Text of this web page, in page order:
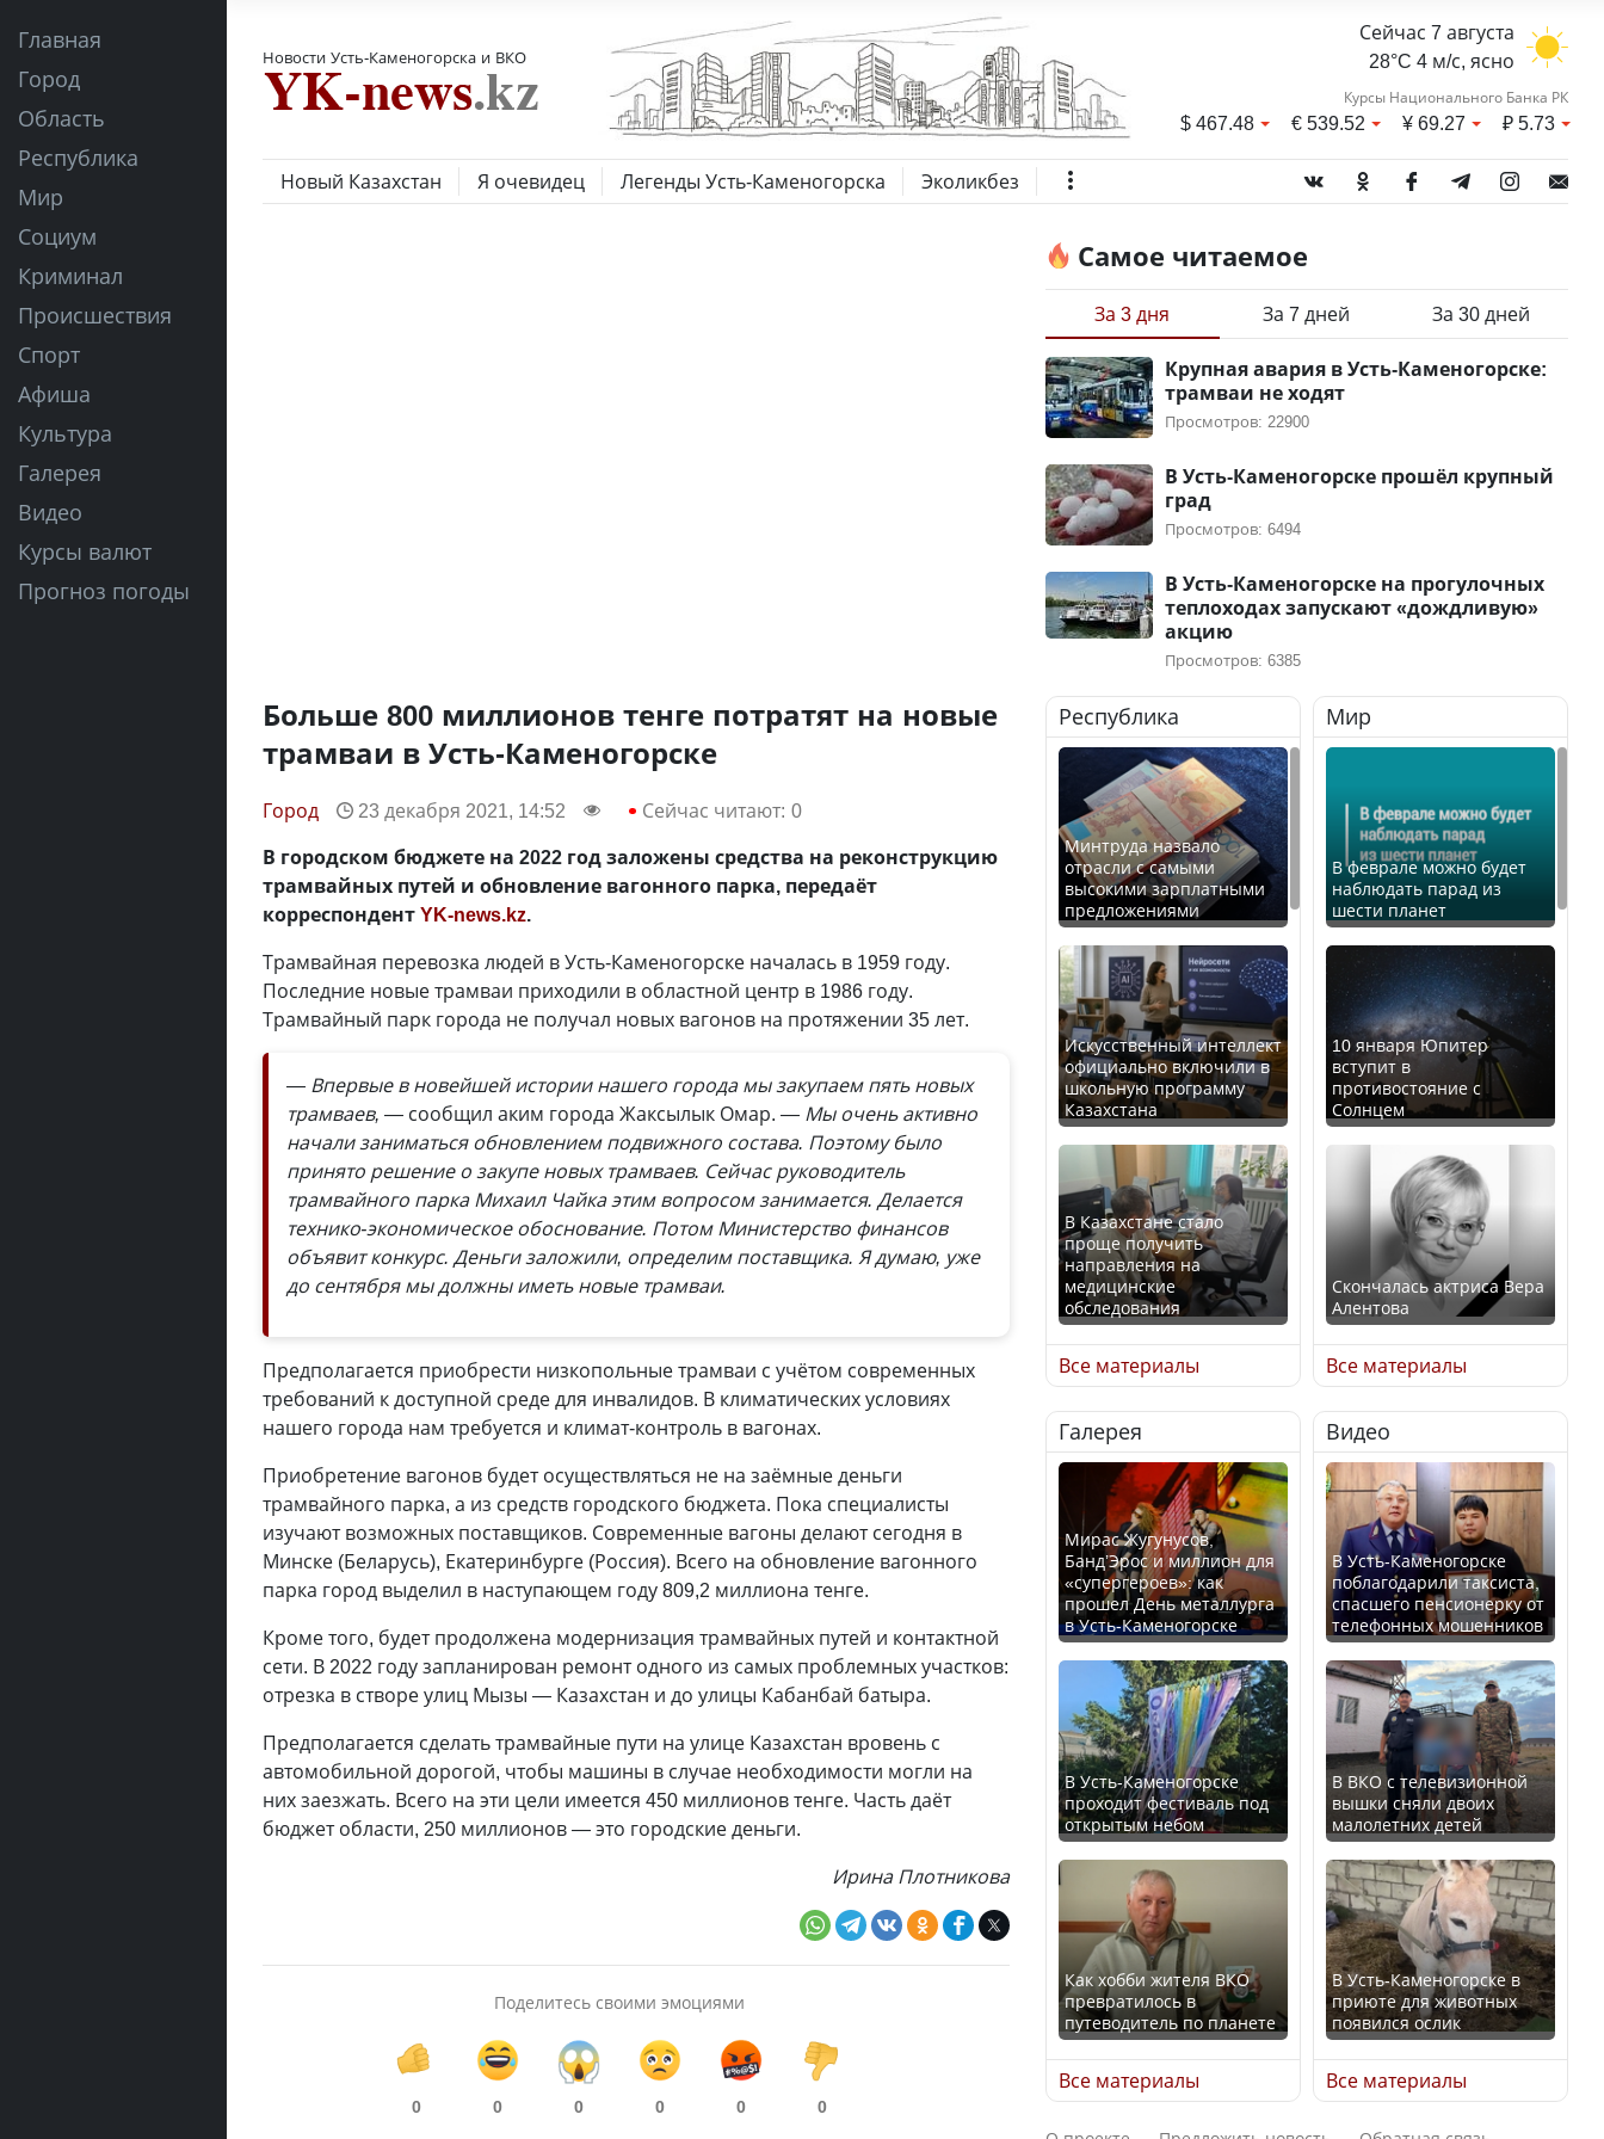
Главная
Город
Область
Республика
Мир
Социум
Криминал
Происшествия
Спорт
Афиша
Культура
Галерея
Видео
Курсы валют
Прогноз погоды
Новости Усть-Каменогорска и ВКО
Сейчас 7 августа
28°C 4 м/с, ясно
Курсы Национального Банка РК
$467.48 €539.52 ¥69.27 ₽5.73
Новый Казахстан Я очевидец Легенды Усть-Каменогорска Эколикбез
Больше 800 миллионов тенге потратят на новые
трамваи в Усть-Каменогорске
Город 23 декабря 2021, 14:52 Сейчас читают: 0
В городском бюджете на 2022 год заложены средства на реконструкцию
трамвайных путей и обновление вагонного парка, передаёт
корреспондентYK-news.kz.
Трамвайная перевозка людей в Усть-Каменогорске началась в 1959 году.
Последние новые трамваи приходили в областной центр в 1986 году.
Трамвайный парк города не получал новых вагонов на протяжении 35 лет.
— Впервые в новейшей истории нашего города мы закупаем пять новых
трамваев, — сообщил аким города Жаксылык Омар. — Мы очень активно
начали заниматься обновлением подвижного состава. Поэтому было
принято решение о закупе новых трамваев. Сейчас руководитель
трамвайного парка Михаил Чайка этим вопросом занимается. Делается
технико-экономическое обоснование. Потом Министерство финансов
объявит конкурс. Деньги заложили, определим поставщика. Я думаю, уже
до сентября мы должны иметь новые трамваи.
Предполагается приобрести низкопольные трамваи с учётом современных
требований к доступной среде для инвалидов. В климатических условиях
нашего города нам требуется и климат-контроль в вагонах.
Приобретение вагонов будет осуществляться не на заёмные деньги
трамвайного парка, а из средств городского бюджета. Пока специалисты
изучают возможных поставщиков. Современные вагоны делают сегодня в
Минске (Беларусь), Екатеринбурге (Россия). Всего на обновление вагонного
парка город выделил в наступающем году 809,2 миллиона тенге.
Кроме того, будет продолжена модернизация трамвайных путей и контактной
сети. В 2022 году запланирован ремонт одного из самых проблемных участков:
отрезка в створе улиц Мызы — Казахстан и до улицы Кабанбай батыра.
Предполагается сделать трамвайные пути на улице Казахстан вровень с
автомобильной дорогой, чтобы машины в случае необходимости могли на
них заезжать. Всего на эти цели имеется 450 миллионов тенге. Часть даёт
бюджет области, 250 миллионов—это городские деньги.
Ирина Плотникова
Поделитесь своими эмоциями
0 0 0 0 0 0
Самое читаемое
За 3 дня За 7 дней За 30 дней
Крупная авария в Усть-Каменогорске:
трамваи не ходят
Просмотров: 22900
В Усть-Каменогорске прошёл крупный
град
Просмотров: 6494
В Усть-Каменогорске на прогулочных
теплоходах запускают «дождливую»
акцию
Просмотров: 6385
Республика
Минтруда назвало
отрасли с самыми
высокими зарплатными
предложениями
Искусственный интеллект
официально включили в
школьную программу
Казахстана
В Казахстане стало
проще получить
направления на
медицинские
обследования
Қазақстан Орталық Азия
елдері арасында әл-ауқат
индексінде көш бастады
Казахстан возглавил
рейтинг благополучия
среди стран Центральной
Азии
Будут ли представлены
интересы регионов в
Курултае?
Ең төменгі жалақы,
алимент, экология: жеті
партия сайлаушылармен
нені талқылап жатыр?
Все материалы
Мир
В феврале можно будет
наблюдать парад из
шести планет
10 января Юпитер
вступит в
противостояние с
Солнцем
Скончалась актриса Вера
Алентова
В РФ вынесен заочный
приговор по уголовному
делу об убийстве Игоря
Талькова
В России введены
дополнительные
ограничения для
казахстанских прав
Трамп официально
вступил в должность
президента США
Луну признали объектом
культурного наследия,
находящегося под
угрозой исчезновения
Все материалы
Галерея
Мирас Жугунусов,
Банд’Эрос и миллион для
«супергероев»: как
прошел День металлурга
в Усть-Каменогорске
В Усть-Каменогорске
проходит фестиваль под
открытым небом
Как хобби жителя ВКО
превратилось в
путеводитель по планете
Все материалы
Видео
В Усть-Каменогорске
поблагодарили таксиста,
спасшего пенсионерку от
телефонных мошенников
В ВКО с телевизионной
вышки сняли двоих
малолетних детей
В Усть-Каменогорске в
приюте для животных
появился ослик
Все материалы